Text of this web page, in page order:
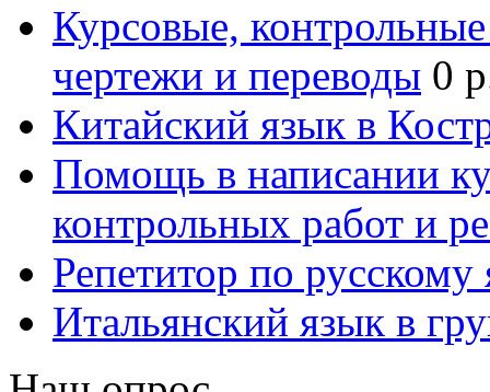
Курсовые,
чертежи и переводы 0
Китайский язык в
Помощь в написании
контрольных работ и
Репетитор по русскому
Итальянский язык в